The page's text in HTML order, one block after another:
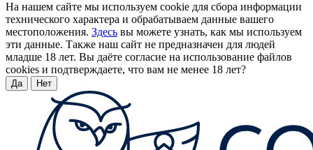
На нашем сайте мы используем cookie для сбора информации
технического характера и обрабатываем данные вашего
местоположения. Здесь вы можете узнать, как мы используем
эти данные. Также наш сайт не предназначен для людей
младше 18 лет. Вы даёте согласие на использование файлов
cookies и подтверждаете, что вам не менее 18 лет?
Да Нет